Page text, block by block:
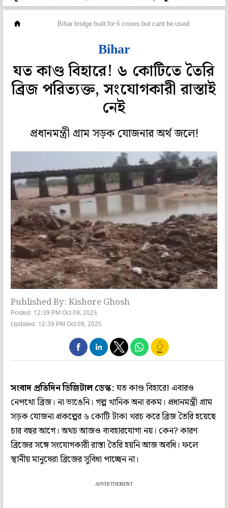
Bihar bridge built for 6 crores but cant be used
Bihar
যত কাণ্ড বিহারে! ৬ কোটিতে তৈরি
ব্রিজ পরিত্যক্ত, সংযোগকারী রাস্তাই
নেই
প্রধানমন্ত্রী গ্রাম সড়ক যোজনার অর্থ জলে!
Published By: Kishore Ghosh
Posted: 12:39 PM Oct 09, 2025
Updated: 12:39 PM Oct 09, 2025
সংবাদ প্রতিদিন ডিজিটাল ডেস্ক:যত কাণ্ড বিহারে! এবারও
নেপথ্যে ব্রিজ। না ভাঙেনি। গল্প খানিক অন্য রকম। প্রধানমন্ত্রী গ্রাম
সড়ক যোজনা প্রকল্পের ৬ কোটি টাকা খরচ করে ব্রিজ তৈরি হয়েছে
চার বছর আগে। অথচ আজও ব্যবহারযোগ্য নয়। কেন? কারণ
ব্রিজের সঙ্গে সংযোগকারী রাস্তা তৈরি হয়নি আজ অবধি। ফলে
স্থানীয় মানুষেরা ব্রিজের সুবিধা পাচ্ছেন না।
ADVERTISEMENT